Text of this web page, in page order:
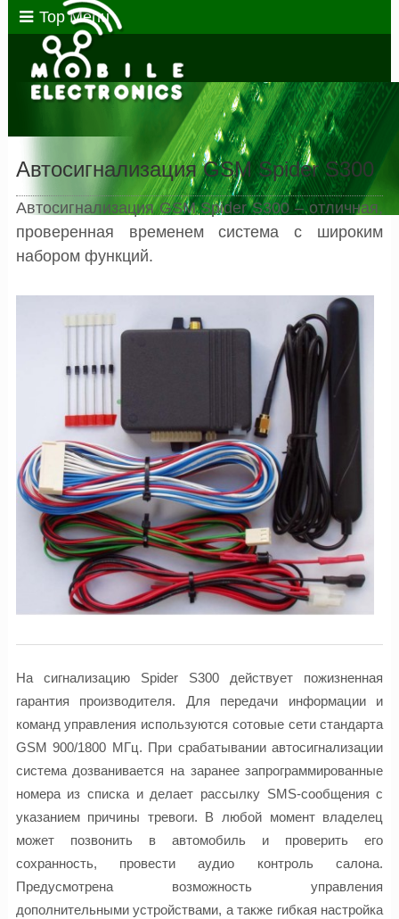
Top Menu
Автосигнализация GSM Spider S300
Автосигнализация GSM Spider S300 – отличная,
проверенная временем система с широким
набором функций.
На сигнализацию Spider S300 действует пожизненная
гарантия производителя. Для передачи информации и
команд управления используются сотовые сети стандарта
GSM 900/1800 МГц. При срабатывании автосигнализации
система дозванивается на заранее запрограммированные
номера из списка и делает рассылку SMS-сообщения с
указанием причины тревоги. В любой момент владелец
может позвонить в автомобиль и проверить его
сохранность, провести аудио контроль салона.
Предусмотрена возможность управления
дополнительными устройствами, а также гибкая настройка